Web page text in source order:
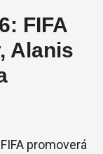
FIFA
Alanis
FIFA promoverá